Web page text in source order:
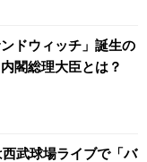
ドウィッチ」誕生の
閣総理大臣とは？
武球場ライブで「バ